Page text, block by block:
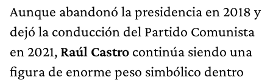
Aunque abandonó la presidencia en 2018 y
dejó la conducción del Partido Comunista
en 2021, Raúl Castro continúa siendo una
figura de enorme peso simbólico dentro